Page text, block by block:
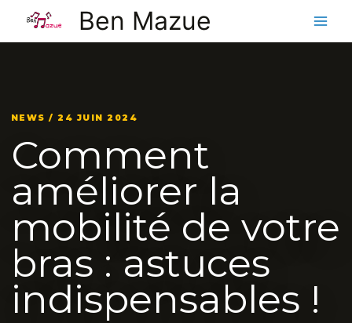
contenu
Ben Mazue
NEWS / 24 JUIN 2024
Comment
améliorer la
mobilité de votre
bras : astuces
indispensables !